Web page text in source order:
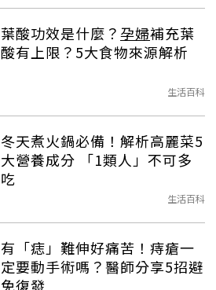
葉酸功效是什麼？孕婦補充葉
酸有上限？5大食物來源解析
生活百科
冬天煮火鍋必備！解析高麗菜5
大營養成分 「1類人」不可多
吃
生活百科
有「痣」難伸好痛苦！痔瘡一
定要動手術嗎？醫師分享5招避
免復發